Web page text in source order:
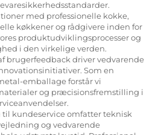
med professionelle kokke,
køkkener og rådgivere inden for
produktudviklingsprocesser og
i den virkelige verden.
brugerfeedback driver vedvarende
Som en
emballage forstår vi
og præcisionsfremstilling i
kundeservice omfatter teknisk
og vedvarende